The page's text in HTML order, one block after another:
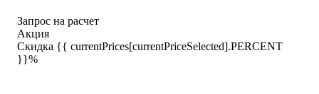
Запрос на расчет
Акция
Скидка {{ currentPrices[currentPriceSelected].PERCENT
}}%